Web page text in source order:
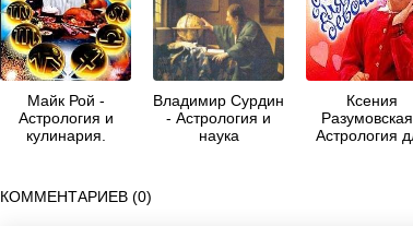
Майк Рой -
Астрология и
кулинария.
Кулинарные
рецепты для
Владимир Сурдин
- Астрология и
наука
Ксения
Астрология
КОММЕНТАРИЕВ (0)